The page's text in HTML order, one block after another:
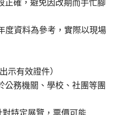
正確，避免因改期而手忙腳
度資料為參考，實際以現場
示有效證件）
公務機關、學校、社團等團
特定展覽，票價可能